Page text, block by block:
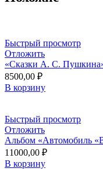
Быстрый просмотр
Отложить
«Сказки A. C.
8500,00 ₽
В корзину
Быстрый просмотр
Отложить
Альбом «Автомобиль
11000,00 ₽
В корзину